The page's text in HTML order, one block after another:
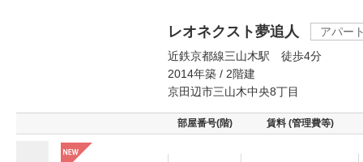
レオネクスト夢追人
アパー
近鉄京都線三山木駅 徒歩4分
2014年築 / 2階建
京田辺市三山木中央8丁目
部屋番号(階) 賃料 (管理費等)